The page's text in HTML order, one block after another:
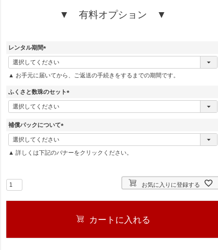
▼ 有料オプション ▼
レンタル期間
(
必
須
▲ お手元に届いてから、ご返送の手続きをするまでの期間です。
ふくさと数珠のセット
(
必
補償パックについて
(
必
須
▲ 詳しくは下記のバナーをクリックください。
お気に入りに登録する
カートに入れる